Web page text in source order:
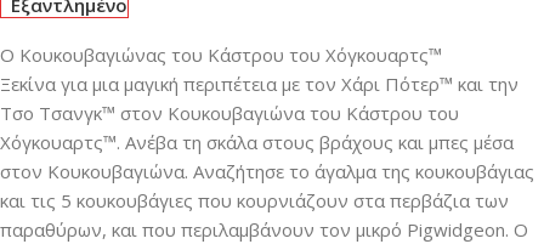
Εξαντλημένο
Ο Κουκουβαγιώνας του Κάστρου του Χόγκουαρτς™
Ξεκίνα για μια μαγική περιπέτεια με τον Χάρι Πότερ™ και την
Τσο Τσανγκ™ στον Κουκουβαγιώνα του Κάστρου του
Χόγκουαρτς™. Ανέβα τη σκάλα στους βράχους και μπες μέσα
στον Κουκουβαγιώνα. Αναζήτησε το άγαλμα της κουκουβάγιας
και τις 5 κουκουβάγιες που κουρνιάζουν στα περβάζια των
παραθύρων, και που περιλαμβάνουν τον μικρό Pigwidgeon. Ο